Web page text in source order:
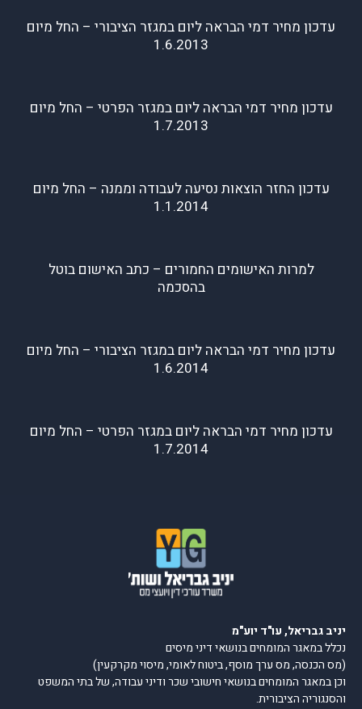
עדכון מחיר דמי הבראה ליום במגזר הציבורי – החל מיום
1.6.2013
עדכון מחיר דמי הבראה ליום במגזר הפרטי – החל מיום
1.7.2013
עדכון החזר הוצאות נסיעה לעבודה וממנה – החל מיום
1.1.2014
למרות האישומים החמורים – כתב האישום בוטל
בהסכמה
עדכון מחיר דמי הבראה ליום במגזר הציבורי – החל מיום
1.6.2014
עדכון מחיר דמי הבראה ליום במגזר הפרטי – החל מיום
1.7.2014
יניב גבריאל, עו"ד יוע"מ
נכלל במאגר המומחים בנושאי דיני מיסים
(מס הכנסה, מס ערך מוסף, ביטוח לאומי, מיסוי מקרקעין)
וכן במאגר המומחים בנושאי חישובי שכר ודיני עבודה, של בתי המשפט
והסנגוריה הציבורית.